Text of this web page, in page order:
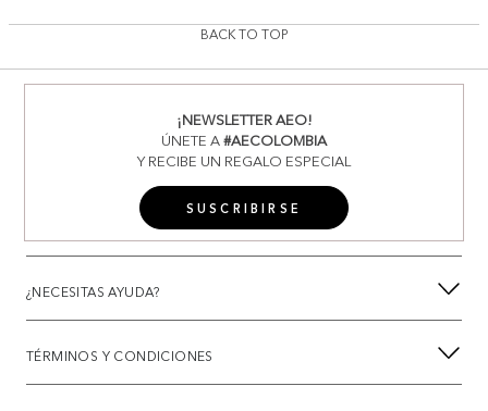
BACK TO TOP
¡NEWSLETTER AEO!
ÚNETE A#AECOLOMBIA
Y RECIBE UN REGALO ESPECIAL
SUSCRIBIRSE
¿NECESITAS AYUDA?
TÉRMINOS Y CONDICIONES